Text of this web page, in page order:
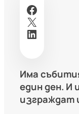
Facebook
X
LinkedIn
Има
един ден. И
изграждат